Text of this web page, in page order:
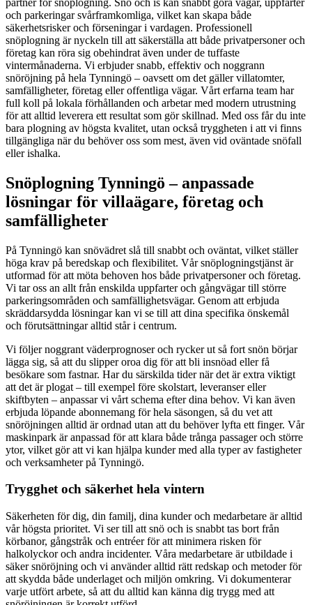
och parkeringar svårframkomliga, vilket kan skapa både
säkerhetsrisker och förseningar i vardagen. Professionell
snöplogning är nyckeln till att säkerställa att både privatpersoner och
företag kan röra sig obehindrat även under de tuffaste
vintermånaderna. Vi erbjuder snabb, effektiv och noggrann
snöröjning på hela Tynningö – oavsett om det gäller villatomter,
samfälligheter, företag eller offentliga vägar. Vårt erfarna team har
full koll på lokala förhållanden och arbetar med modern utrustning
för att alltid leverera ett resultat som gör skillnad. Med oss får du inte
bara plogning av högsta kvalitet, utan också tryggheten i att vi finns
tillgängliga när du behöver oss som mest, även vid oväntade snöfall
eller ishalka.
Snöplogning Tynningö – anpassade
lösningar för villaägare, företag och
samfälligheter
På Tynningö kan snövädret slå till snabbt och oväntat, vilket ställer
höga krav på beredskap och flexibilitet. Vår snöplogningstjänst är
utformad för att möta behoven hos både privatpersoner och företag.
Vi tar oss an allt från enskilda uppfarter och gångvägar till större
parkeringsområden och samfällighetsvägar. Genom att erbjuda
skräddarsydda lösningar kan vi se till att dina specifika önskemål
och förutsättningar alltid står i centrum.
Vi följer noggrant väderprognoser och rycker ut så fort snön börjar
lägga sig, så att du slipper oroa dig för att bli insnöad eller få
besökare som fastnar. Har du särskilda tider när det är extra viktigt
att det är plogat – till exempel före skolstart, leveranser eller
skiftbyten – anpassar vi vårt schema efter dina behov. Vi kan även
erbjuda löpande abonnemang för hela säsongen, så du vet att
snöröjningen alltid är ordnad utan att du behöver lyfta ett finger. Vår
maskinpark är anpassad för att klara både trånga passager och större
ytor, vilket gör att vi kan hjälpa kunder med alla typer av fastigheter
och verksamheter på Tynningö.
Trygghet och säkerhet hela vintern
Säkerheten för dig, din familj, dina kunder och medarbetare är alltid
vår högsta prioritet. Vi ser till att snö och is snabbt tas bort från
körbanor, gångstråk och entréer för att minimera risken för
halkolyckor och andra incidenter. Våra medarbetare är utbildade i
säker snöröjning och vi använder alltid rätt redskap och metoder för
att skydda både underlaget och miljön omkring. Vi dokumenterar
varje utfört arbete, så att du alltid kan känna dig trygg med att